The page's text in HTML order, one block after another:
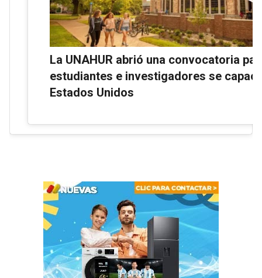
La UNAHUR abrió una convocatoria
estudiantes e investigadores se
Estados Unidos